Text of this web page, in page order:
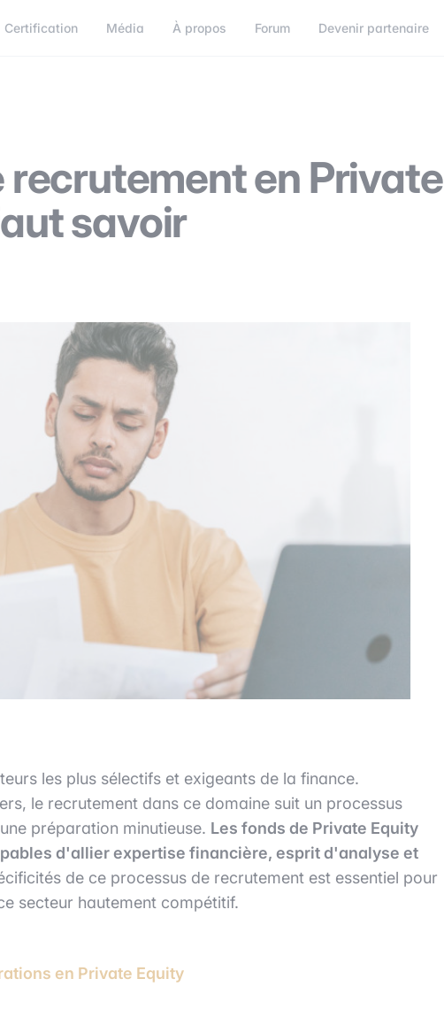
Certification Média À propos Forum Devenir partenaire
recrutement en Private
savoir
les plus sélectifs et exigeants de la finance.
le recrutement dans ce domaine suit un processus
préparation minutieuse. Les fonds de Private Equity
d'allier expertise financière, esprit d'analyse et
de ce processus de recrutement est essentiel pour
secteur hautement compétitif.
en Private Equity